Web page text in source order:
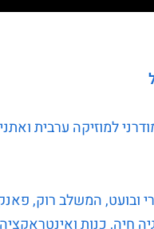
למוזיקה ערבית
ובועט, המשלב רוק,
חיה, כנות